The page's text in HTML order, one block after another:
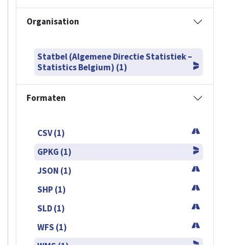
Organisation
Statbel (Algemene Directie Statistiek –
Statistics Belgium) (1)
Formaten
CSV (1)
GPKG (1)
JSON (1)
SHP (1)
SLD (1)
WFS (1)